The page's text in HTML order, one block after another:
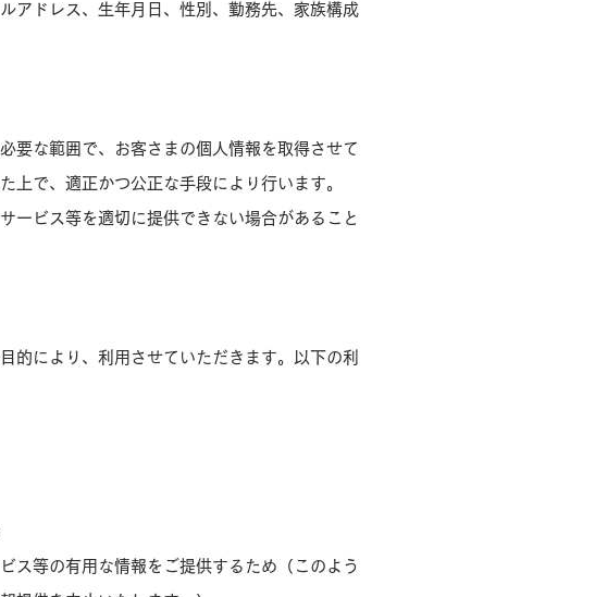
アドレス、生年月日、性別、勤務先、家族構成
要な範囲で、お客さまの個人情報を取得させて
上で、適正かつ公正な手段により行います。
ービス等を適切に提供できない場合があること
的により、利用させていただきます。以下の利
ス等の有用な情報をご提供するため（このよう